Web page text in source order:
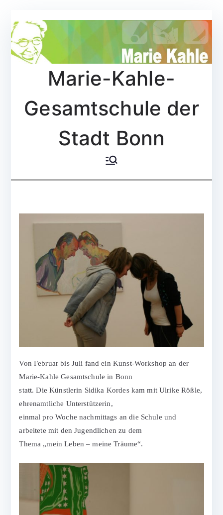
Inhalt
springen
Marie-Kahle-
Gesamtschule der
Stadt Bonn
Von Februar bis Juli fand ein Kunst-Workshop an der
Marie-Kahle Gesamtschule in Bonn
statt. Die Künstlerin Sidika Kordes kam mit Ulrike Rößle,
ehrenamtliche Unterstützerin,
einmal pro Woche nachmittags an die Schule und
arbeitete mit den Jugendlichen zu dem
Thema „mein Leben – meine Träume“.